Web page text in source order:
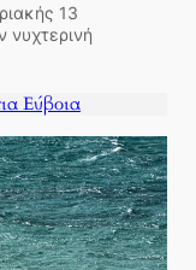
13
νυχτερινή
Εύβοια